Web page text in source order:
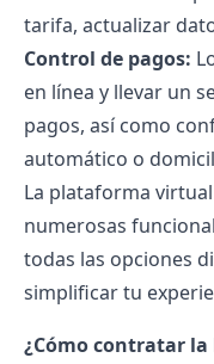
tarifa, actualizar
Control de pagos:
en línea y llevar un
pagos, así como
automático o
La plataforma
numerosas
todas las opciones
simplificar tu
¿Cómo contratar la